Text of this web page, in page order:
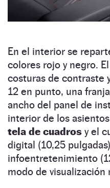
En el interior se
colores rojo y negro.
costuras de contraste
12 en punto, una
ancho del panel de
interior de los
tela de cuadros y el
digital (10,25
infoentretenimiento
modo de visualización